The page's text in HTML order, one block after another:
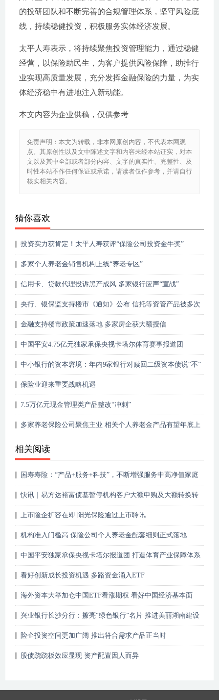
的投研团队和不断完善的合规管理体系，坚守风险底
线，持续稳健投资，积极服务实体经济发展。
太平人寿表示，将持续聚焦投资管理能力，通过稳健
经营，以保险助民生，为客户提供风险保障，助推行
业实现高质量发展，充分发挥金融保险的力量，为实
体经济稳中有进地注入新动能。
本文内容为企业供稿，仅供参考
免责声明：本文为转载，非本网原创内容，不代表本网观
点。其原创性以及文中陈述文字和内容未经本站证实，对本
文以及其中全部或者部分内容、文字的真实性、完整性、及
时性本站不作任何保证或承诺，请读者仅作参考，并请自行
核实相关内容。
猜你喜欢
投资实力获肯定！太平人寿获评“保险公司投资金牛奖”
多家个人养老金销售机构上线“养老专区”
信用卡、贷款代理投诉黑产成风 多家银行应声“宣战”
央行、银保监支持楼市《通知》公布 信托等资管产品被多次
金融支持楼市政策加速落地 多家房企获大额授信
中国平安4.75亿元独家承保央视卡塔尔体育赛事报道团
中小银行的资本窘境：年内9家银行对赎回二级资本债说“不”
保险业迎来重要战略机遇
7.5万亿元现金管理类产品整改“冲刺”
多家养老保险公司聚焦主业 相关个人养老金产品有望年底上
相关阅读
国寿寿险：“产品+服务+科技”，不断增强服务中高净值家庭
快讯｜易方达裕富债基暂停机构客户大额申购及大额转换转
上市险企扩容在即 阳光保险通过上市聆讯
机构准入门槛高 保险公司个人养老金配套细则正式落地
中国平安独家承保央视卡塔尔报道团 打造体育产业保障体系
看好创新成长投资机遇 多路资金涌入ETF
海外资本大举加仓中国ETF看涨期权 看好中国经济基本面
兴业银行长沙分行：擦亮“绿色银行”名片 推进美丽湖南建设
险企投资空间更加广阔 推出符合需求产品正当时
股债跷跷板效应显现 资产配置因人而异